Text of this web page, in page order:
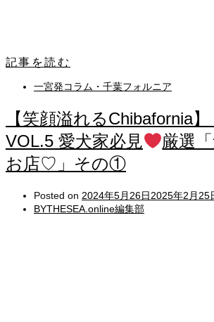
記事を読む
一宮発コラム・千葉フォルニア
【笑顔溢れるChibafornia
VOL.5 愛犬家必見
厳選
お店♡」その①
Posted on 2024年5月26日2025年2月25
BYTHESEA.online編集部